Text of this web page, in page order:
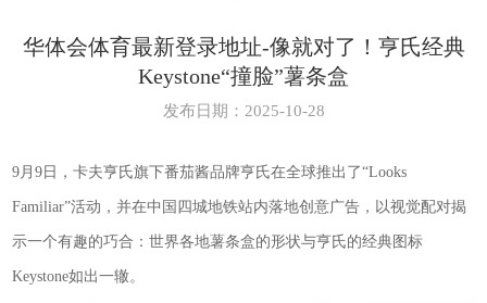
华体会体育最新登录地址-像就对了！亨氏经典
Keystone“撞脸”薯条盒
发布日期：2025-10-28
9月9日，卡夫亨氏旗下番茄酱品牌亨氏在全球推出了“Looks
Familiar”活动，并在中国四城地铁站内落地创意广告，以视觉配对揭
示一个有趣的巧合：世界各地薯条盒的形状与亨氏的经典图标
Keystone如出一辙。